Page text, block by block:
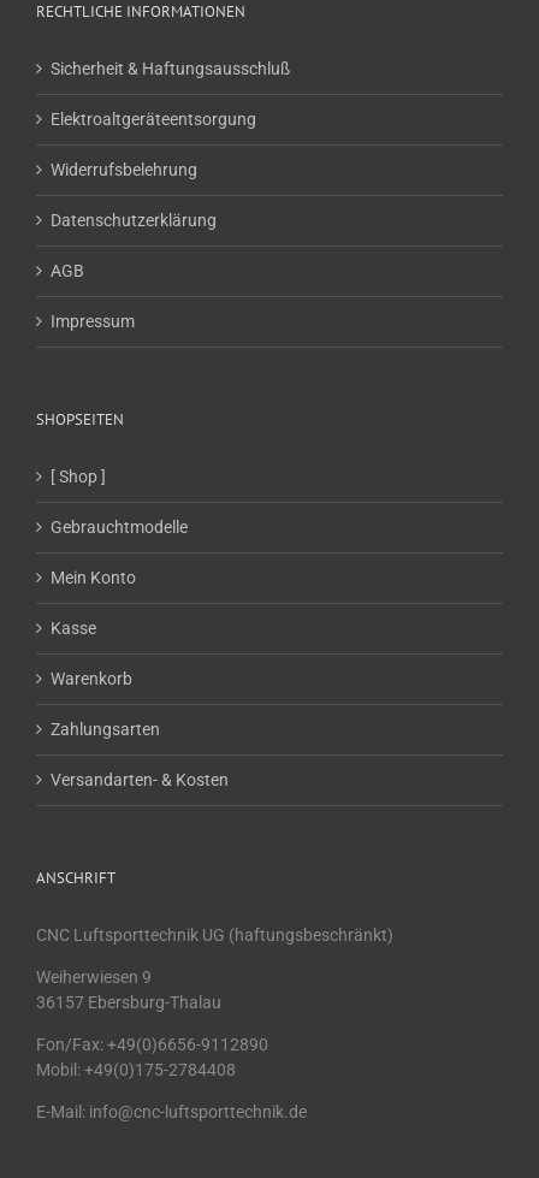
RECHTLICHE INFORMATIONEN
Sicherheit & Haftungsausschluß
Elektroaltgeräteentsorgung
Widerrufsbelehrung
Datenschutzerklärung
AGB
Impressum
SHOPSEITEN
[ Shop ]
Gebrauchtmodelle
Mein Konto
Kasse
Warenkorb
Zahlungsarten
Versandarten- & Kosten
ANSCHRIFT
CNC Luftsporttechnik UG (haftungsbeschränkt)
Weiherwiesen 9
36157 Ebersburg-Thalau
Fon/Fax: +49(0)6656-9112890
Mobil: +49(0)175-2784408
E-Mail: info@cnc-luftsporttechnik.de